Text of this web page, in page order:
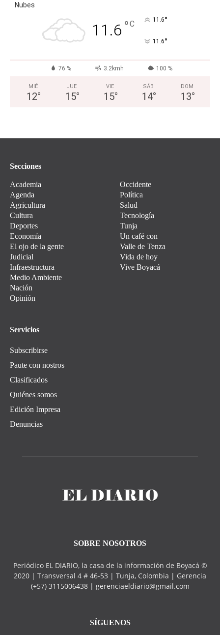
Nubes
11.6 °C 11.6°
11.6°
76 % 3.2kmh 100 %
MIÉ
12°
JUE
15°
VIE
15°
SÁB
14°
DOM
13°
Secciones
Academia
Agenda
Agricultura
Cultura
Deportes
Economía
El ojo de la gente
Judicial
Infraestructura
Medio Ambiente
Nación
Opinión
Occidente
Política
Salud
Tecnología
Tunja
Un café con
Valle de Tenza
Vida de hoy
Vive Boyacá
Servicios
Subscribirse
Paute con nostros
Clasificados
Quiénes somos
Edición Impresa
Denuncias
SOBRE NOSOTROS
Periódico EL DIARIO, la casa de la información de Boyacá ©
2020 | Transversal 4 # 46-53 | Tunja, Colombia | Gerencia
(+57) 3115006438 | gerenciaeldiario@gmail.com
SÍGUENOS